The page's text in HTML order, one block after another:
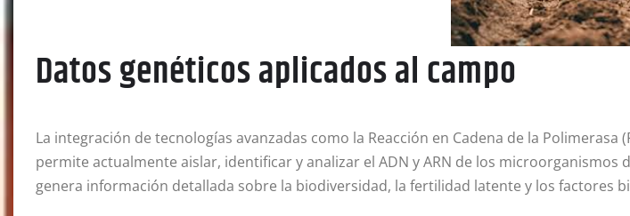
Datos genéticos aplicados al campo
La integración de tecnologías avanzadas como la Reacción en Cadena de la Polimerasa
permite actualmente aislar, identificar y analizar el ADN y ARN de los
genera información detallada sobre la biodiversidad, la fertilidad latente y los factores